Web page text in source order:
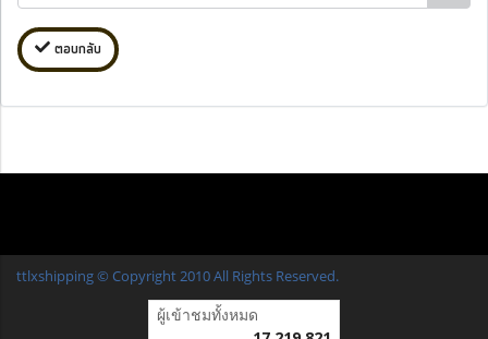
ตอบกลับ
ttlxshipping © Copyright 2010 All Rights Reserved.
ผู้เข้าชมวันนี้